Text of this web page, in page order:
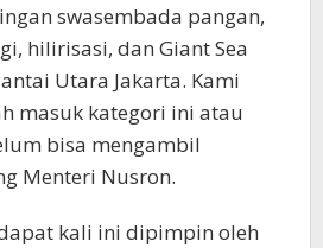
swasembada pangan,
hilirisasi, dan Giant Sea
Utara Jakarta. Kami
masuk kategori ini atau
bisa mengambil
Menteri Nusron.
kali ini dipimpin oleh